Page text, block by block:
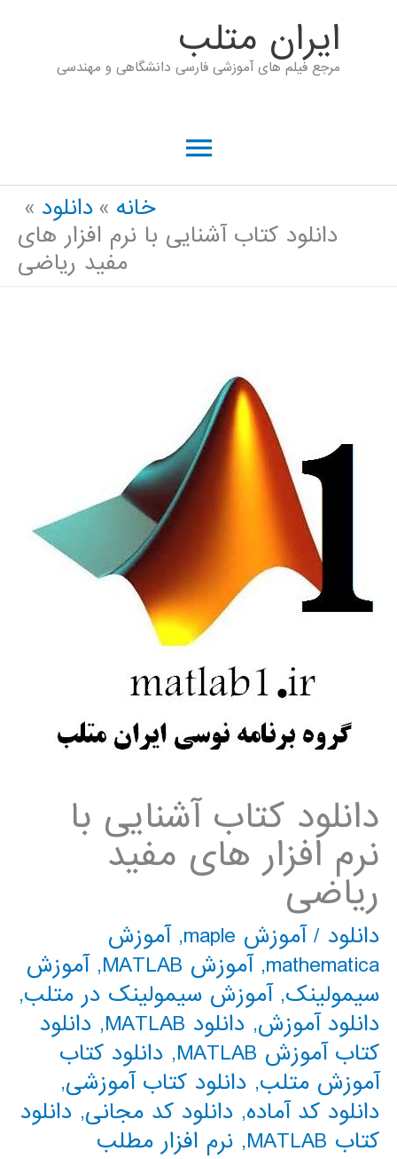
ايران متلب
مرجع فیلم های آموزشی فارسی دانشگاهی و مهندسی
فهرست
اصلیخانه
دانلود
دانلود کتاب آشنایی با نرم افزار های
مفید ریاضی
دانلود کتاب آشنایی با
نرم افزار های مفید
ریاضی
دانلود /آموزش maple ,آموزش
mathematica
,آموزش MATLAB ,آموزش
سیمولینک,آموزش سیمولینک در متلب,
دانلود آموزش, دانلود MATLAB , دانلود
کتاب آموزش MATLAB
, دانلود کتاب
آموزش متلب, دانلود کتاب آموزشی,
دانلود کد آماده, دانلود کد مجانی, دانلود
كتاب MATLAB
, نرم افزار مطلب